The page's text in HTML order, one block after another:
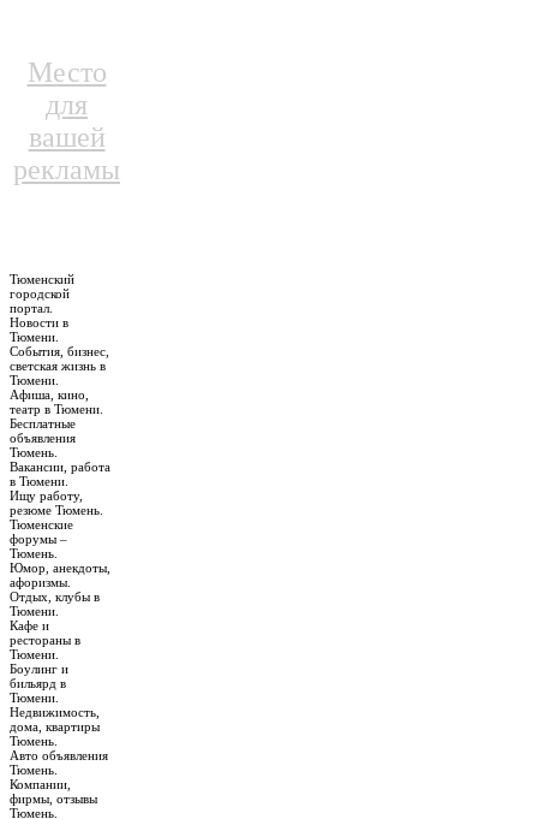
Место
для
вашей
рекламы
Тюменский
городской
портал.
Новости в
Тюмени.
События, бизнес,
светская жизнь в
Тюмени.
Афиша, кино,
театр в Тюмени.
Бесплатные
объявления
Тюмень.
Вакансии, работа
в Тюмени.
Ищу работу,
резюме Тюмень.
Тюменские
форумы –
Тюмень.
Юмор, анекдоты,
афоризмы.
Отдых, клубы в
Тюмени.
Кафе и
рестораны в
Тюмени.
Боулинг и
бильярд в
Тюмени.
Недвижимость,
дома, квартиры
Тюмень.
Авто объявления
Тюмень.
Компании,
фирмы, отзывы
Тюмень.